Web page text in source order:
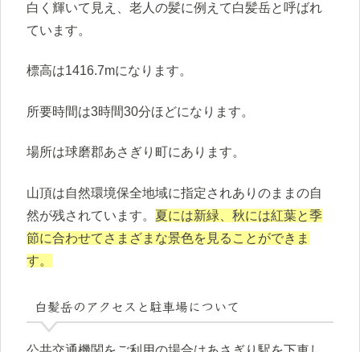
白く輝いて見え、老人の髪に例えて白髪岳と呼ばれ
ています。
標高は1416.7mになります。
所要時間は3時間30分ほどになります。
場所は球磨郡あさぎり町にあります。
山頂は自然環境保全地域に指定されありのままの自
然が残されています。 夏には新緑、秋には紅葉と季
節に合わせてさまざまな景色を見ることができま
す。
白髪岳のアクセスと駐車場について